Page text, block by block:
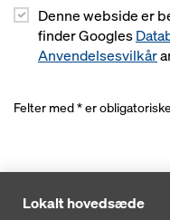
Denne webside er
finder Googles
Anvendelsesvilkår
Felter med * er
Lokalt hovedsæde